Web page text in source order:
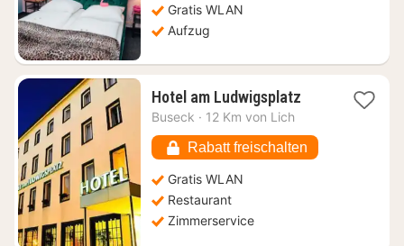
59,22
Gratis WLAN
Aufzug
Hotel am Ludwigsplatz1
83,27
€
Buseck · 12 Km von Lich
Rabatt freischalten
Gratis WLAN
Restaurant
Zimmerservice